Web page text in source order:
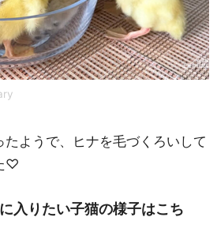
ようで、ヒナを毛づくろいして
♡
入りたい子猫の様子はこち